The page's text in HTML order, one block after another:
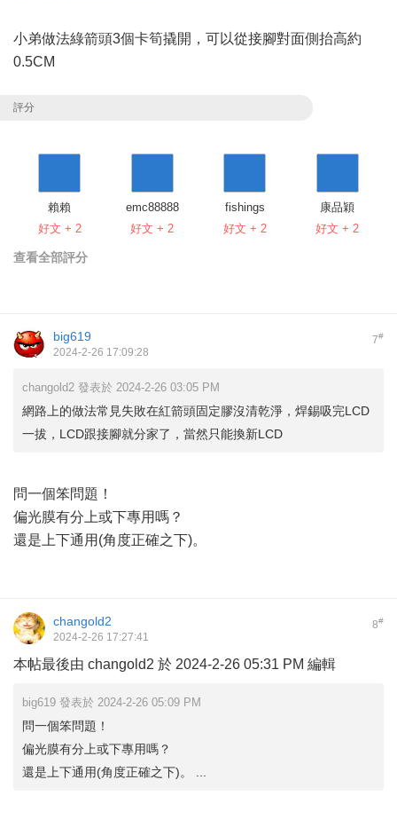
小弟做法綠箭頭3個卡筍撬開，可以從接腳對面側抬高約
0.5CM
評分
賴賴
好文 + 2
emc88888
好文 + 2
fishings
好文 + 2
康品穎
好文 + 2
查看全部評分
7#
big619
2024-2-26 17:09:28
changold2 發表於 2024-2-26 03:05 PM
網路上的做法常見失敗在紅箭頭固定膠沒清乾淨，焊錫吸完LCD
一拔，LCD跟接腳就分家了，當然只能換新LCD
問一個笨問題！
偏光膜有分上或下專用嗎？
還是上下通用(角度正確之下)。
8#
changold2
2024-2-26 17:27:41
本帖最後由 changold2 於 2024-2-26 05:31 PM 編輯
big619 發表於 2024-2-26 05:09 PM
問一個笨問題！
偏光膜有分上或下專用嗎？
還是上下通用(角度正確之下)。 ...